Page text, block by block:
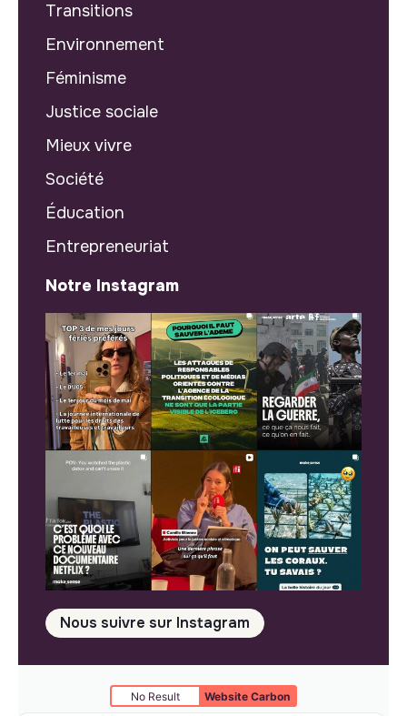
Transitions
Environnement
Féminisme
Justice sociale
Mieux vivre
Société
Éducation
Entrepreneuriat
Notre Instagram
Nous suivre sur Instagram
No Result Website Carbon